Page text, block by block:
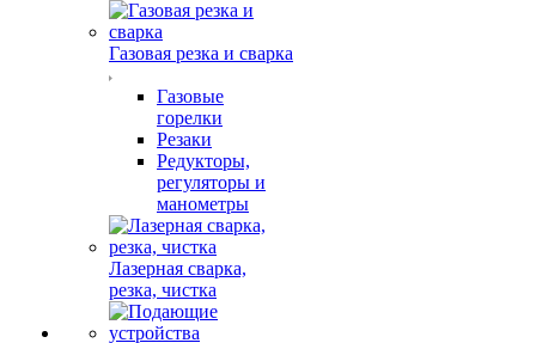
Газовая резка и сварка
Газовые
горелки
Резаки
Редукторы,
регуляторы и
манометры
Лазерная сварка,
резка, чистка